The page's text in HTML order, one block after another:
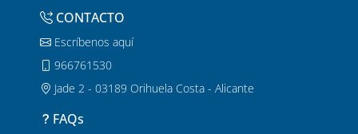
CONTACTO
Escríbenos aquí
966761530
Jade 2 - 03189 Orihuela Costa - Alicante
FAQs